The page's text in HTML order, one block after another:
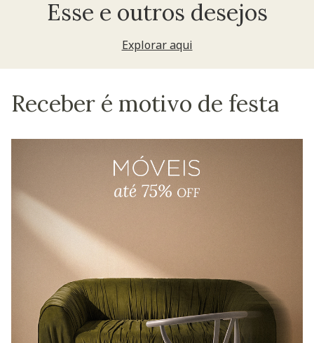
Esse e outros desejos
Explorar aqui
Receber é motivo de festa